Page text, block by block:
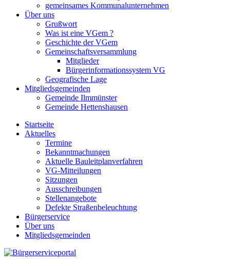
gemeinsames Kommunalunternehmen
Über uns
Grußwort
Was ist eine VGem ?
Geschichte der VGem
Gemeinschaftsversammlung
Mitglieder
Bürgerinformationssystem VG
Geografische Lage
Mitgliedsgemeinden
Gemeinde Ilmmünster
Gemeinde Hettenshausen
Startseite
Aktuelles
Termine
Bekanntmachungen
Aktuelle Bauleitplanverfahren
VG-Mitteilungen
Sitzungen
Ausschreibungen
Stellenangebote
Defekte Straßenbeleuchtung
Bürgerservice
Über uns
Mitgliedsgemeinden